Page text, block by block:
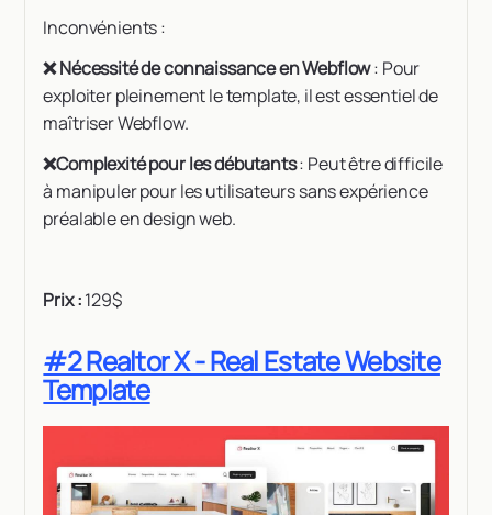
Inconvénients :
❌ Nécessité de connaissance en Webflow: Pour
exploiter pleinement le template, il est essentiel de
maîtriser Webflow.
❌Complexité pour les débutants: Peut être difficile
à manipuler pour les utilisateurs sans expérience
préalable en design web.
Prix :129$
#2 Realtor X - Real Estate Website
Template